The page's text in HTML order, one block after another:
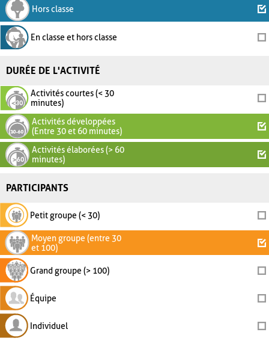
Hors classe
En classe et hors classe
DURÉE DE L'ACTIVITÉ
Activités courtes (< 30
minutes)
Activités développées
(Entre 30 et 60 minutes)
Activités élaborées (> 60
minutes)
PARTICIPANTS
Petit groupe (< 30)
Moyen groupe (entre 30
et 100)
Grand groupe (> 100)
Équipe
Individuel